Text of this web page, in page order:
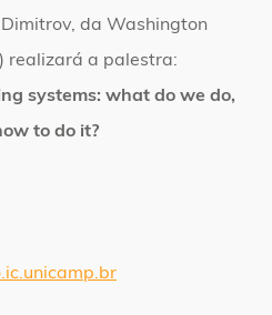
da Washington
realizará a palestra:
systems: what do we do,
to do it?